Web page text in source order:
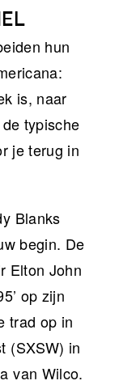
hun
is, naar
typische
je terug in
Blanks
begin. De
Elton John
op zijn
trad op in
(SXSW) in
van Wilco.